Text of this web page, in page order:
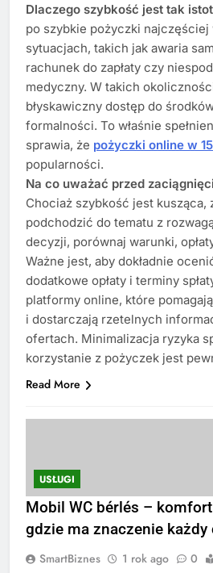
Dlaczego szybkość jest tak
po szybkie pożyczki
sytuacjach, takich jak awaria
rachunek do zapłaty czy
medyczny. W takich
błyskawiczny dostęp do
formalności. To właśnie
sprawia, że pożyczki online w
popularności.
Na co uważać przed
Chociaż szybkość jest kusząca,
podchodzić do tematu z
decyzji, porównaj warunki,
Ważne jest, aby dokładnie
dodatkowe opłaty i terminy
platformy online, które
i dostarczają rzetelnych
ofertach. Minimalizacja ryzyka
korzystanie z pożyczek jest
Read More
USŁUGI
Mobil WC bérlés –
gdzie ma znaczenie każdy
SmartBiznes 1 rok ago 0